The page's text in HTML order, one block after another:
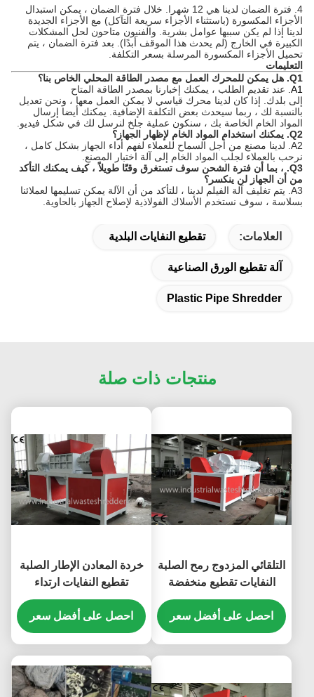
4. فترة الضمان لدينا هي 12 شهرا.
خلال فترة الضمان ، يمكن استبدال
الأجزاء المكسورة (باستثناء الأجزاء سريعة التآكل) مع الأجزاء الجديدة
لدينا إذا لم يكن سببها عوامل بشرية. والفنيون متاحون لحل المشكلات
الكبيرة في الخارج (لم يحدث هذا الموقف أبدًا). بعد فترة الضمان ، يتم
تحميل الأجزاء المكسورة المرسلة بسعر التكلفة.
التعليمات
Q1. هل يمكن للمحرك العمل مع مصدر الطاقة المحلي الخاص بنا؟
A1. عند تقديم الطلب ، يمكنك إخبارنا بمصدر الطاقة المتاح
إلى بلدك. إذا كان لدينا محرك قياسي لا يمكن العمل معها ، ونحن تعديل
بالنسبة لك ، ربما سيحدث بعض التكلفة الإضافية. يمكنك أيضا إرسال
المواد الخام الخاصة بك ، سنكون عملية جلخ لنرسل لك في شكل فيديو.
Q2. يمكنك استخدام المواد الخام لإظهار الجهاز؟
A2. لدينا مصنع من أجل السماح للعملاء لفهم أداء الجهاز بشكل كامل ،
نرحب بالعملاء لجلب المواد الخام إلى آلة اختبار المصنع.
Q3. ، بما أن فترة الشحن سوف تستغرق وقتًا طويلاً ، كيف يمكنك التأكد
من أن الجهاز لن ينكسر؟
A3. يتم تغليف آلة الفيلم لدينا ، للتأكد من أن الآلة يمكن تسليمها لعملائنا
بسلاسة ، سوف نستخدم الأسلاك الفولاذية لإصلاح الجهاز بالحاوية.
العلامات: تقطيع النفايات البلدية
آلة تقطيع الورق الصناعية
Plastic Pipe Shredder
منتجات ذات صلة
التلقائي المزدوج رمح الصلبة
النفايات تقطيع منخفضة
الضوضاء لطبل البلاستيك
احصل على أفضل سعر
خردة المعادن الإطار الصلبة
تقطيع النفايات ارتداء
مقاومة كفاءة عالية الطاقة
احصل على أفضل سعر